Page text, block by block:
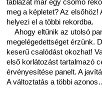
táblázat már egy csomó
meg a képletet? Az elsőhöz!
helyezi el a többi rekordba.
Ahogy eltűnik az utolsó
megelégedettséget érzünk.
keserű csalódást okozhat!
első korlátozást tartalmazó
érvényesítése panelt. A
A változtatás a többi